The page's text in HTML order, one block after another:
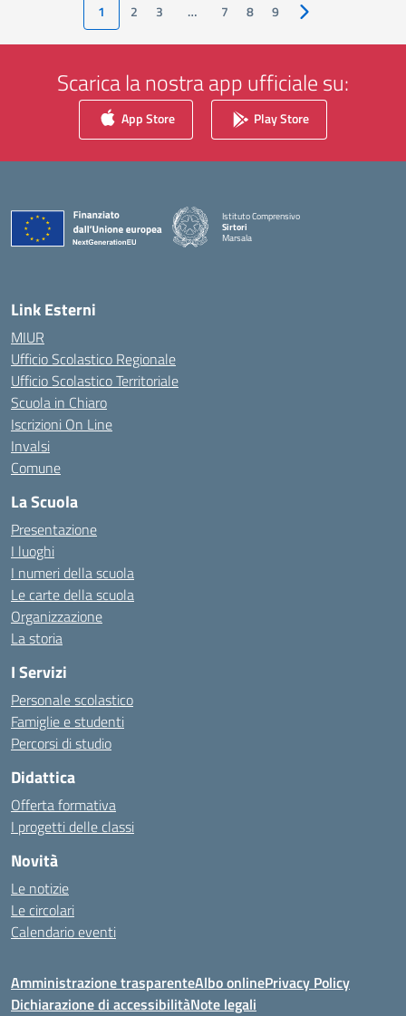
1 2 3 … 7 8 9 Pagina successiva
Scarica la nostra app ufficiale su:
App Store Play Store
Istituto Comprensivo
Sirtori
Marsala
Link Esterni
MIUR
Ufficio Scolastico Regionale
Ufficio Scolastico Territoriale
Scuola in Chiaro
Iscrizioni On Line
Invalsi
Comune
La Scuola
Presentazione
I luoghi
I numeri della scuola
Le carte della scuola
Organizzazione
La storia
I Servizi
Personale scolastico
Famiglie e studenti
Percorsi di studio
Didattica
Offerta formativa
I progetti delle classi
Novità
Le notizie
Le circolari
Calendario eventi
Amministrazione trasparenteAlbo onlinePrivacy Policy
Dichiarazione di accessibilitàNote legali